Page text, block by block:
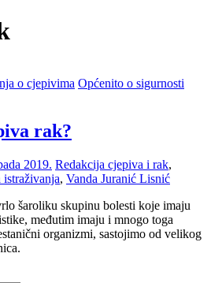
o cjepivima Općenito o sigurnosti
rak?
2019. Redakcija cjepiva i rak,
istraživanja, Vanda Juranić Lisnić
šaroliku skupinu bolesti koje imaju
međutim imaju i mnogo toga
organizmi, sastojimo od velikog